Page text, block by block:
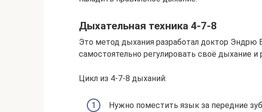
Дыхательная техника 4-7-8
Это метод дыхания разработал доктор Эндрю
самостоятельно регулировать своё дыхание и
Цикл из 4-7-8 дыханий:
Нужно поместить язык за передние